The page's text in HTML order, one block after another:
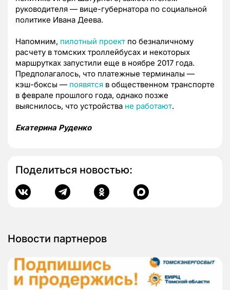
руководителя — вице-губернатора по социальной
политике Ивана Деева.
Напомним, пилотный проект по безналичному
расчету в томских троллейбусах и некоторых
маршрутках запустили еще в ноябре 2017 года.
Предполагалось, что платежные терминалы —
кэш-боксы — появятся в общественном транспорте
в феврале прошлого года, однако позже
выяснилось, что устройства не работают.
Екатерина Руденко
Поделиться новостью:
Новости партнеров